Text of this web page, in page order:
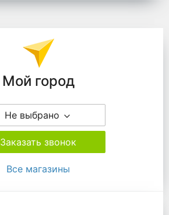
Мой город
Не выбрано
Заказать звонок
Все магазины